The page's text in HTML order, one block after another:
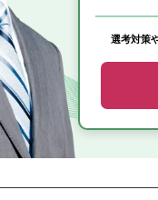
選考対策